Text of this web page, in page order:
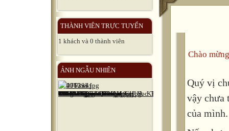
THÀNH VIÊN TRỰC TUYẾN
1 khách và 0 thành viên
ẢNH NGẪU NHIÊN
Trong dạy
thuật,
đến một
dụng khá
thiết:
Chào
Quý vị
vậy chưa
của mình.